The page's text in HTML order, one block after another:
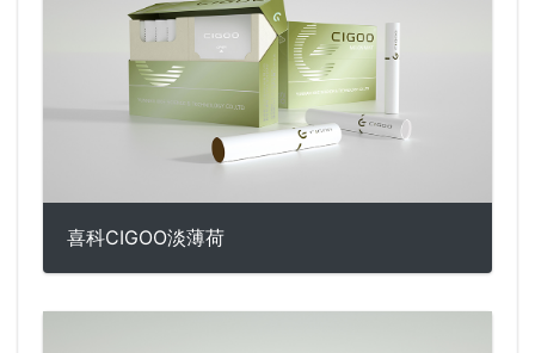
喜科CIGOO淡薄荷